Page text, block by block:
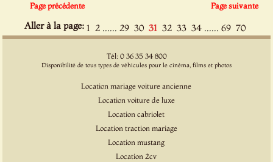
Page précédente Page suivante
Aller à la page: 1 2 ...... 29 30 31 32 33 34 ...... 69 70
Tél: 0 36 35 34 800
Disponibilité de tous types de véhicules pour le cinéma, films et photos
Location mariage voiture ancienne
Location voiture de luxe
Location cabriolet
Location traction mariage
Location mustang
Location 2cv